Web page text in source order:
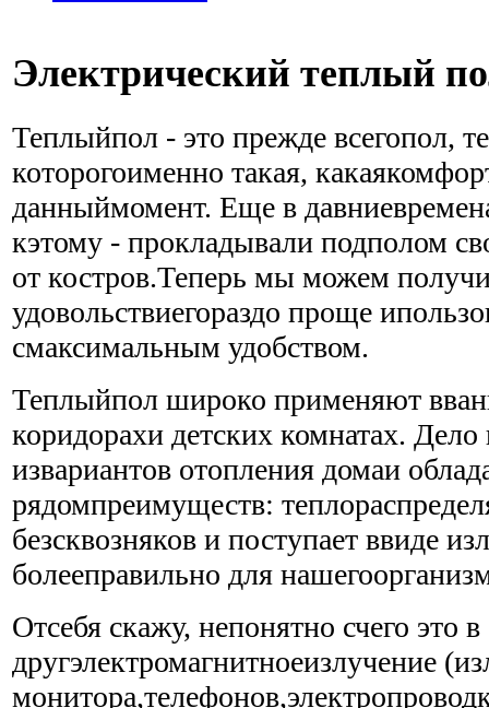
Электрический теплый
Теплыйпол - это прежде всегопол,
которогоименно такая,
данныймомент. Еще в
кэтому - прокладывали подполом
от костров.Теперь мы можем
удовольствиегораздо проще
смаксимальным удобством.
Теплыйпол широко применяют
коридорахи детских комнатах. Дело
извариантов отопления домаи
рядомпреимуществ:
безсквозняков и поступает ввиде
болееправильно для
Отсебя скажу, непонятно счего это в
другэлектромагнитноеизлучение